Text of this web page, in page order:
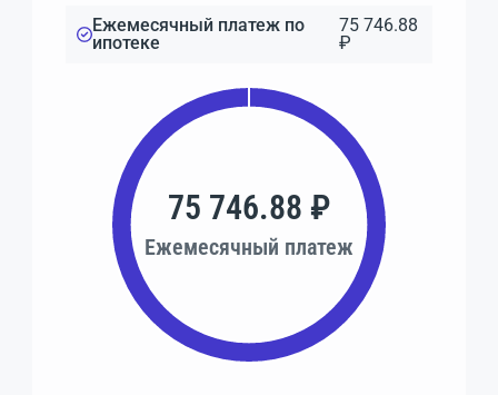
Ежемесячный платеж по
ипотеке
75 746.88
₽
75 746.88 ₽
Ежемесячный платеж